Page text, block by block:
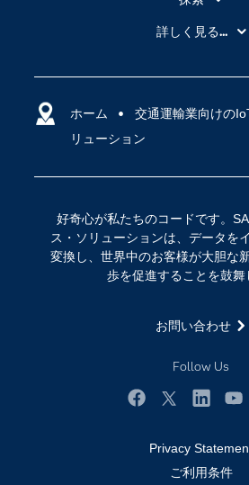
ホーム
交通運輸業向けの
リューション
好奇心が私たちのコードです。
ス・ソリューションは、データを
変換し、世界中のお客様が大胆な
歩を促進することを鼓舞
お問い合わせ
Follow Us
My SAS
SASを選ぶ理由
アクセシビリテ
ソリューション
トレーニング
ニュースルーム
学生
教職員の皆様へ
詳しく見る...
クラウド・コンピュー
デジタル・トランスフォ
Privacy
ご利用条件